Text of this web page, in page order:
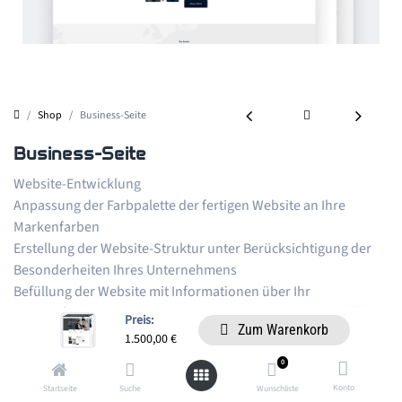
Preis:
1.500,00€
Zum Warenkorb
Startseite Suche
0
Wunschliste Konto
Shop Business-Seite
Business-Seite
Website-Entwicklung
Anpassung der Farbpalette der fertigen Website an Ihre
Markenfarben
Erstellung der Website-Struktur unter Berücksichtigung der
Besonderheiten Ihres Unternehmens
Befüllung der Website mit Informationen über Ihr
Unternehmen
Domainverbindung – Registrierung einer neuen oder
Verbindung Ihrer eigenen Domain
Registrierung bei den Suchmaschinen Yandex.ru und